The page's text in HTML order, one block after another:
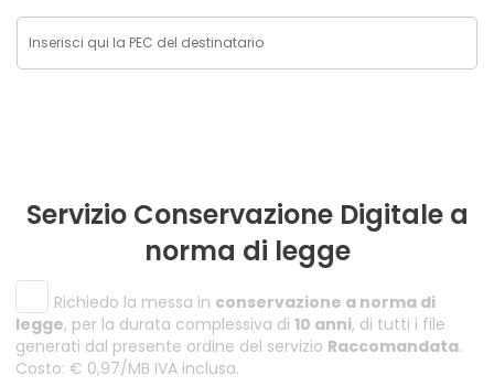
Servizio Conservazione Digitale a
norma di legge
Richiedo la messa in conservazione a norma di
legge, per la durata complessiva di 10 anni, di tutti i file
generati dal presente ordine del servizio Raccomandata.
Costo: € 0,97/MB IVA inclusa.